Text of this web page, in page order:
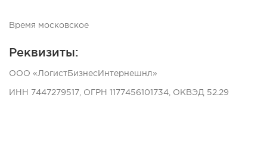
Время московское
Реквизиты:
ООО «ЛогистБизнесИнтернешнл»
ИНН 7447279517, ОГРН 1177456101734, ОКВЭД 52.29